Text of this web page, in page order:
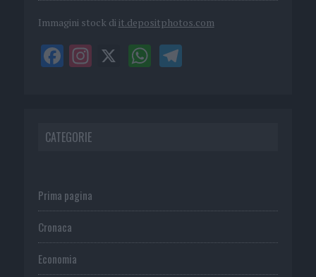
Immagini stock di it.depositphotos.com
CATEGORIE
Prima pagina
Cronaca
Economia